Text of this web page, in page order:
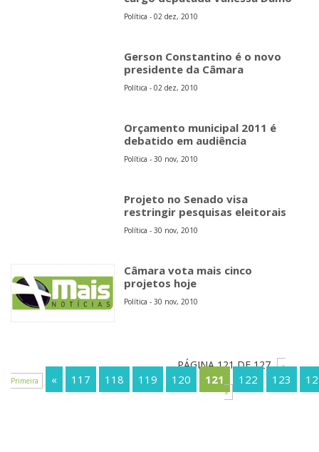
Política - 02 dez, 2010
Gerson Constantino é o novo
presidente da Câmara
Política - 02 dez, 2010
Orçamento municipal 2011 é
debatido em audiência
Política - 30 nov, 2010
Projeto no Senado visa
restringir pesquisas eleitorais
Política - 30 nov, 2010
Câmara vota mais cinco
projetos hoje
Política - 30 nov, 2010
PÁGINA 121 DE 127
«
Primeira
« 117 118 119 120 121 122 123
»